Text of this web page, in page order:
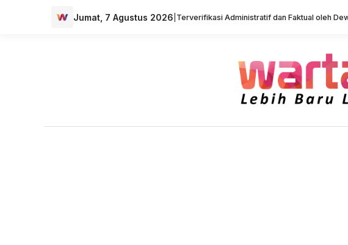
Jumat, 7 Agustus 2026 Terverifikasi Administratif dan Faktual oleh